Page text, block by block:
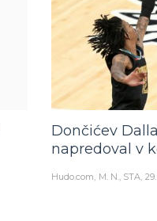
Dončićev
napredoval v
Hudo.com M. N., STA